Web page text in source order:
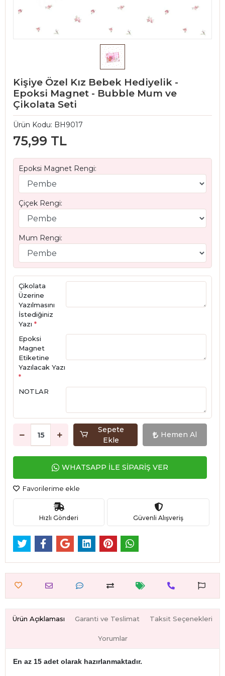
Kişiye Özel Kız Bebek Hediyelik -
Epoksi Magnet - Bubble Mum ve
Çikolata Seti
Ürün Kodu: BH9017
75,99 TL
Epoksi Magnet Rengi:
Çiçek Rengi:
Mum Rengi:
Çikolata
Üzerine
Yazılmasını
İstediğiniz
Yazı *
Epoksi
Magnet
Etiketine
Yazılacak Yazı
*
NOTLAR
Sepete
Ekle
Hemen Al
WHATSAPP İLE SİPARİŞ VER
Favorilerime ekle
Hızlı Gönderi Güvenli Alışveriş
Ürün Açıklaması Garanti ve Teslimat Taksit Seçenekleri
Yorumlar
En az 15 adet olarak hazırlanmaktadır.